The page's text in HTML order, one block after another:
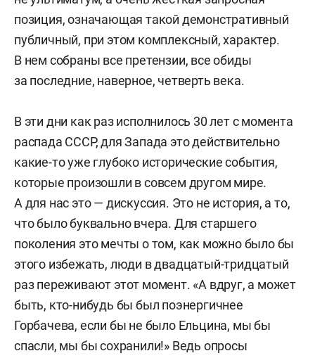
позиция, означающая такой демонстративный
публичный, при этом комплексный, характер.
В нем собраны все претензии, все обиды
за последние, наверное, четверть века.
В эти дни как раз исполнилось 30 лет с момента
распада СССР, для Запада это действительно
какие-то уже глубоко исторические события,
которые произошли в совсем другом мире.
А для нас это — дискуссия. Это не история, а то,
что было буквально вчера. Для старшего
поколения это мечты о том, как можно было бы
этого избежать, люди в двадцатый-тридцатый
раз переживают этот момент. «А вдруг, а может
быть, кто-нибудь бы был поэнергичнее
Горбачева, если бы не было Ельцина, мы бы
спасли, мы бы сохранили!» Ведь опросы